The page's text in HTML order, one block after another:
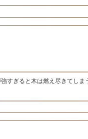
すぎると木は燃え尽きてし